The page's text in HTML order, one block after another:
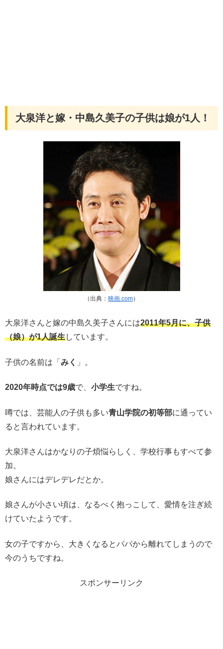
大泉洋と嫁・中島久美子の子供は娘が1人！
（出典： 映画.com）
大泉洋さんと嫁の中島久美子さんには2011年5月に、子供
（娘）が1人誕生しています。
子供の名前は「 みく 」。
2020年時点では9歳で、 小学生ですね。
噂では、芸能人の子供も多い青山学院の初等部に通ってい
ると言われています。
大泉洋さんはかなりの子煩悩らしく、学校行事もすべて参
加。
娘さんにはデレデレだとか。
娘さんが小さい頃は、なるべく抱っこして、愛情を注ぎ続
けていたようです。
女の子ですから、大きくなるとパパから離れてしまうので
今のうちですね。
スポンサーリンク